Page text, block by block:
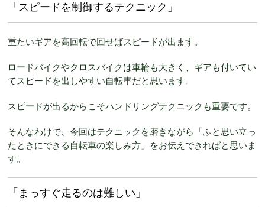
「スピードを制御するテクニック」
重たいギアを高回転で回せばスピードが出ます。
ロードバイクやクロスバイクは車輪も大きく、ギアも付いてい
てスピードを出しやすい自転車だと思います。
スピードが出るからこそハンドリングテクニックも重要です。
そんなわけで、今回はテクニックを磨きながら「ふと思い立っ
たときにできる自転車の楽しみ方」をお伝えできればと思いま
す。
「まっすぐ走るのは難しい」